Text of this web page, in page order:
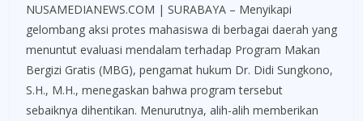
NUSAMEDIANEWS.COM | SURABAYA – Menyikapi
gelombang aksi protes mahasiswa di berbagai daerah yang
menuntut evaluasi mendalam terhadap Program Makan
Bergizi Gratis (MBG), pengamat hukum Dr. Didi Sungkono,
S.H., M.H., menegaskan bahwa program tersebut
sebaiknya dihentikan. Menurutnya, alih-alih memberikan